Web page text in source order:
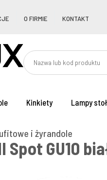
O FIRMIE KONTAKT
Kinkiety Lampy
i żyrandole
Spot GU10